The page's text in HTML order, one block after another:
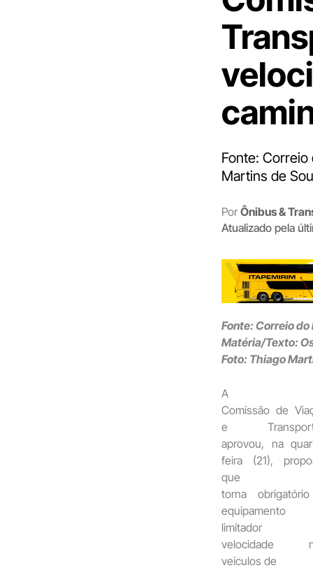
Fonte: Correio
Martins de
Por Ônibus &
Atualizado pela
Fonte: Correio do
Matéria/Texto:
Foto: Thiago
A
Comissão de
e
aprovou, na
feira (21),
que
torna
equipamento
limitador
velocidade
veículos de